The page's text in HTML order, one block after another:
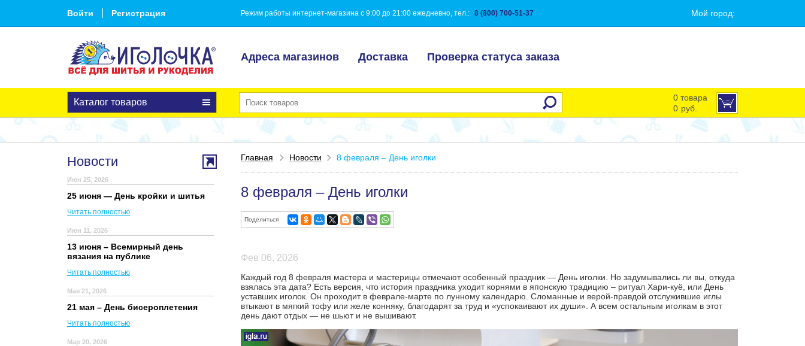
Войти Регистрация Режим работы интернет-магазина с 9:00 до 21:00 ежедневно, тел.: 8 (800) 700-51-37 Мой город:
Адреса магазинов Доставка Проверка статуса заказа
Каталог товаров
0 товара
0 руб.
Новости
Июн 25, 2026
25 июня — День кройки и шитья
Читать полностью
Июн 11, 2026
13 июня – Всемирный день
вязания на публике
Читать полностью
Мая 21, 2026
21 мая – День бисероплетения
Читать полностью
Мар 20, 2026
Главная Новости 8 февраля – День иголки
8 февраля – День иголки
Поделиться
Фев 06, 2026
Каждый год 8 февраля мастера и мастерицы отмечают особенный праздник — День иголки. Но задумывались ли вы, откуда
взялась эта дата? Есть версия, что история праздника уходит корнями в японскую традицию – ритуал Хари-куё, или День
уставших иголок. Он проходит в феврале-марте по лунному календарю. Сломанные и верой-правдой отслужившие иглы
втыкают в мягкий тофу или желе конняку, благодарят за труд и «успокаивают их души». А всем остальным иголкам в этот
день дают отдых — не шьют и не вышивают.